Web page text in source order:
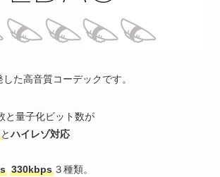
た高音質コーデックです。
と量子化ビット数が
とハイレゾ対応
330kbps３種類。